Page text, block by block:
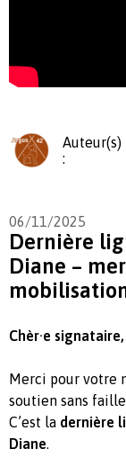
Auteur(s)
:
06/11/2025
Dernière
Diane –
Chèr·e signataire,
Merci pour votre
soutien sans
C’est la dernière
Diane.